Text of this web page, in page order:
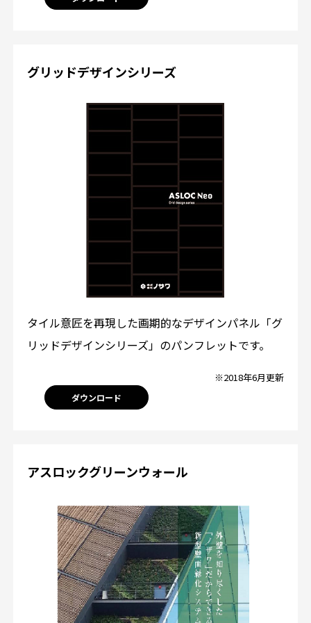
グリッドデザインシリーズ
タイル意匠を再現した画期的なデザインパネル「グ
リッドデザインシリーズ」のパンフレットです。
※2018年6月更新
ダウンロード
アスロックグリーンウォール